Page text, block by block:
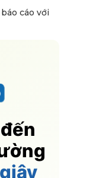
cáo với